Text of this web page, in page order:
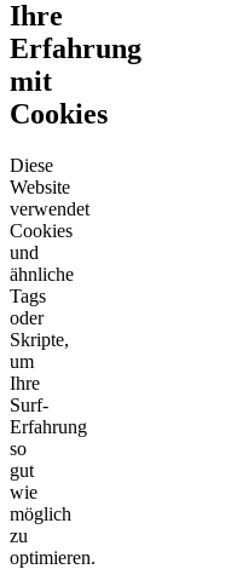
Ihre
Erfahrung
mit
Cookies
Diese
Website
verwendet
Cookies
und
ähnliche
Tags
oder
Skripte,
um
Ihre
Surf-
Erfahrung
so
gut
wie
möglich
zu
optimieren.